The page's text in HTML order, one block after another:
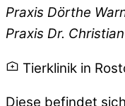
Praxis Dörthe
Praxis Dr.
Tierklinik in
Diese befindet